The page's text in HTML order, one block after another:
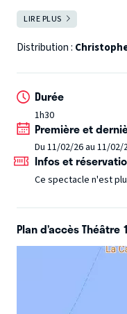
déniche des sujets en
fois drôles et
choses en main et
grosses fortunes des
Christophe Alévêque
pouvoir et les
tout et avec vous reste
LIRE PLUS
Distribution : Christophe
Durée
1h30
Première et
Du 11/02/26 au 11/02/
Infos et
Ce spectacle n'est
Plan d’accès Théâtre